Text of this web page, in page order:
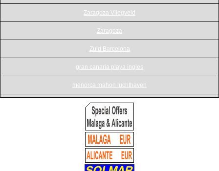
Zaragoza Vliegveld
Zaragoza
Zuid Barcelona
gran canaria playa ingles
menorca mahon luchthaven